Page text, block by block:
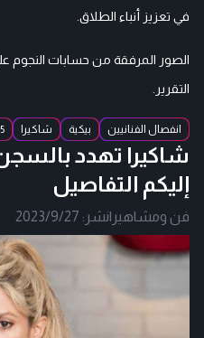
في تعزيز أنباء الطلاق.
الصور المرفقة من حسابات النجوم
التقرير.
انفصال الفنانيين بيكية شاكيرا
إليكم التفاصيل
فن ومشاهير |نشر: 2023/9/27